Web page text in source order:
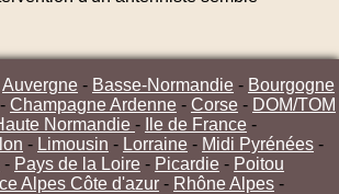
Auvergne - Basse-Normandie - Bourgogne
- Champagne Ardenne - Corse - DOM/TOM
Normandie - Ile de France -
- Limousin - Lorraine - Midi Pyrénées -
- Pays de la Loire - Picardie - Poitou
Alpes Côte d'azur - Rhône Alpes -